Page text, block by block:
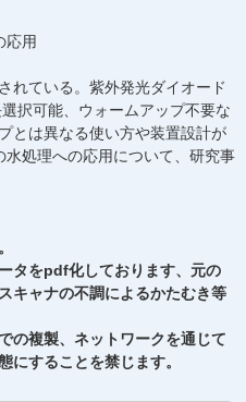
応用
れている。紫外発光ダイオード
択可能、ウォームアップ不要な
とは異なる使い方や装置設計が
処理への応用について、研究事
タをpdf化しております、元の
キャナの不調によるかたむき等
の複製、ネットワークを通じて
にすることを禁じます。